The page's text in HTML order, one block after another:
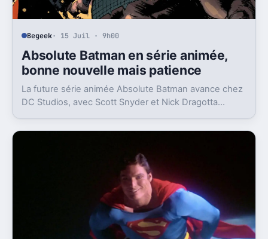
Begeek· 15 Juil · 9h00
Absolute Batman en série animée,
bonne nouvelle mais patience
La future série animée Absolute Batman avance chez
DC Studios, avec Scott Snyder et Nick Dragotta
demain.